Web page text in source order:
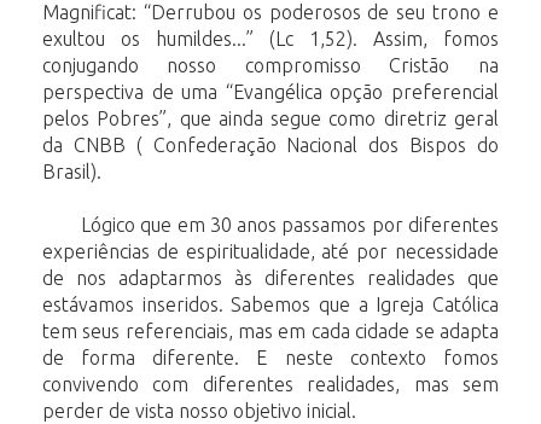
Magnificat: “Derrubou os poderosos de seu trono e
exultou os humildes...” (Lc 1,52). Assim, fomos
conjugando nosso compromisso Cristão na
perspectiva de uma “Evangélica opção preferencial
pelos Pobres”, que ainda segue como diretriz geral
da CNBB ( Confederação Nacional dos Bispos do
Brasil).
Lógico que em 30 anos passamos por diferentes
experiências de espiritualidade, até por necessidade
de nos adaptarmos às diferentes realidades que
estávamos inseridos. Sabemos que a Igreja Católica
tem seus referenciais, mas em cada cidade se adapta
de forma diferente. E neste contexto fomos
convivendo com diferentes realidades, mas sem
perder de vista nosso objetivo inicial.